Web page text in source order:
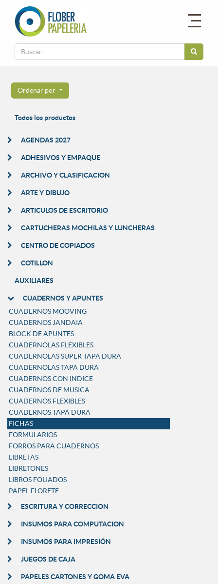
Ordenar por
Todos los productos
AGENDAS 2027
ADHESIVOS Y EMPAQUE
ARCHIVO Y CLASIFICACION
ARTE Y DIBUJO
ARTICULOS DE ESCRITORIO
CARTUCHERAS MOCHILAS Y LUNCHERAS
CENTRO DE COPIADOS
COTILLON
AUXILIARES
CUADERNOS Y APUNTES
CUADERNOS MOOVING
CUADERNOS JANDAIA
BLOCK DE APUNTES
CUADERNOLAS FLEXIBLES
CUADERNOLAS SUPER TAPA DURA
CUADERNOLAS TAPA DURA
CUADERNOS CON INDICE
CUADERNOS DE MUSICA
CUADERNOS FLEXIBLES
CUADERNOS TAPA DURA
FICHAS
FORMULARIOS
FORROS PARA CUADERNOS
LIBRETAS
LIBRETONES
LIBROS FOLIADOS
PAPEL FLORETE
ESCRITURA Y CORRECCION
INSUMOS PARA COMPUTACION
INSUMOS PARA IMPRESIÓN
JUEGOS DE CAJA
PAPELES CARTONES Y GOMA EVA